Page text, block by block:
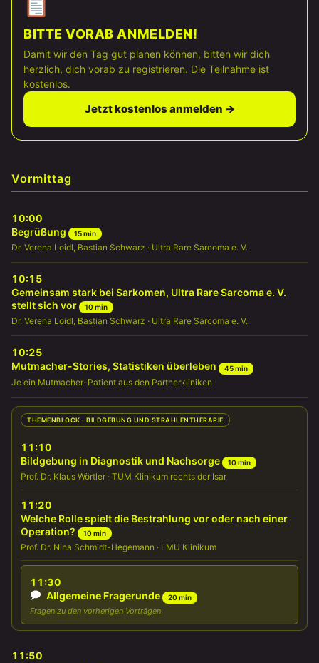
BITTE VORAB ANMELDEN!
Damit wir den Tag gut planen können, bitten wir dich
herzlich, dich vorab zu registrieren. Die Teilnahme ist
kostenlos.
Jetzt kostenlos anmelden →
Vormittag
10:00
Begrüßung
15 min
Dr. Verena Loidl, Bastian Schwarz · Ultra Rare Sarcoma e. V.
10:15
Gemeinsam stark bei Sarkomen, Ultra Rare Sarcoma e. V.
stellt sich vor
10 min
Dr. Verena Loidl, Bastian Schwarz · Ultra Rare Sarcoma e. V.
10:25
Mutmacher-Stories, Statistiken überleben
45 min
Je ein Mutmacher-Patient aus den Partnerkliniken
THEMENBLOCK · BILDGEBUNG UND STRAHLENTHERAPIE
11:10
Bildgebung in Diagnostik und Nachsorge
10 min
Prof. Dr. Klaus Wörtler · TUM Klinikum rechts der Isar
11:20
Welche Rolle spielt die Bestrahlung vor oder nach einer
Operation?
10 min
Prof. Dr. Nina Schmidt-Hegemann · LMU Klinikum
11:30
Allgemeine Fragerunde
20 min
Fragen zu den vorherigen Vorträgen
11:50